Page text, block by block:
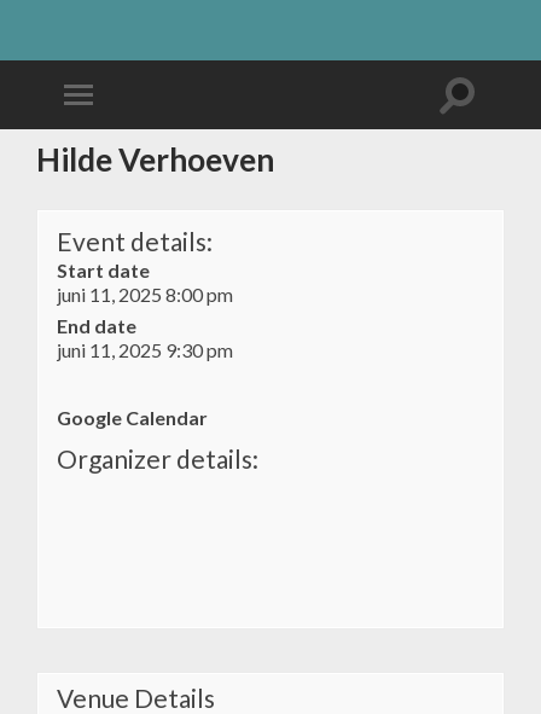
Hilde Verhoeven
Event details:
Start date
juni 11, 2025 8:00 pm
End date
juni 11, 2025 9:30 pm
Google Calendar
Organizer details:
Venue Details